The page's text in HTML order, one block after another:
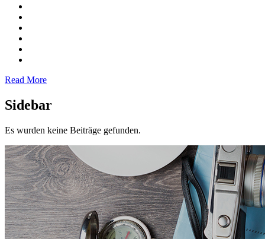
Read More
Sidebar
Es wurden keine Beiträge gefunden.